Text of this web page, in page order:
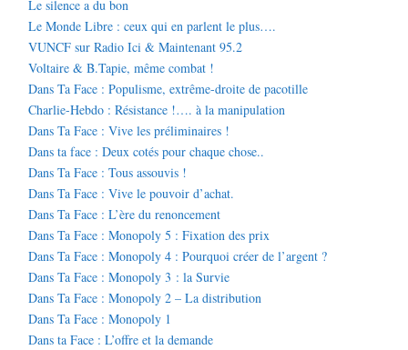
Le silence a du bon
Le Monde Libre : ceux qui en parlent le plus….
VUNCF sur Radio Ici & Maintenant 95.2
Voltaire & B.Tapie, même combat !
Dans Ta Face : Populisme, extrême-droite de pacotille
Charlie-Hebdo : Résistance !…. à la manipulation
Dans Ta Face : Vive les préliminaires !
Dans ta face : Deux cotés pour chaque chose..
Dans Ta Face : Tous assouvis !
Dans Ta Face : Vive le pouvoir d’achat.
Dans Ta Face : L’ère du renoncement
Dans Ta Face : Monopoly 5 : Fixation des prix
Dans Ta Face : Monopoly 4 : Pourquoi créer de l’argent ?
Dans Ta Face : Monopoly 3 : la Survie
Dans Ta Face : Monopoly 2 – La distribution
Dans Ta Face : Monopoly 1
Dans ta Face : L’offre et la demande